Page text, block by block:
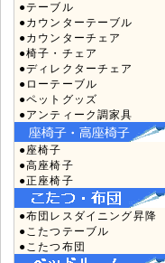
●テーブル
●カウンターテーブル
●カウンターチェア
●椅子・チェア
●ディレクターチェア
●ローテーブル
●ペットグッズ
●アンティーク調家具
●座椅子
●高座椅子
●正座椅子
●布団レスダイニング昇降
●こたつテーブル
●こたつ布団